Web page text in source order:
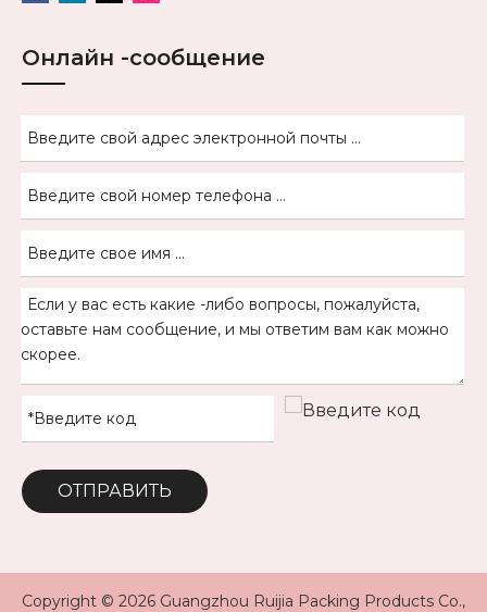
Онлайн -сообщение
ОТПРАВИТЬ
Copyright © 2026 Guangzhou Ruijia Packing Products Co.,